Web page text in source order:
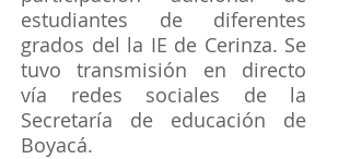
estudiantes de diferentes
grados del la IE de Cerinza. Se
tuvo transmisión en directo
vía redes sociales de la
Secretaría de educación de
Boyacá.